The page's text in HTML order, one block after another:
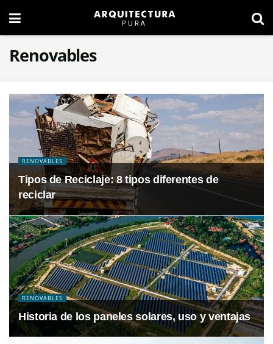
Renovables
RENOVABLES
Tipos de Reciclaje: 8 tipos diferentes de
reciclar
RENOVABLES
Historia de los paneles solares, uso y ventajas